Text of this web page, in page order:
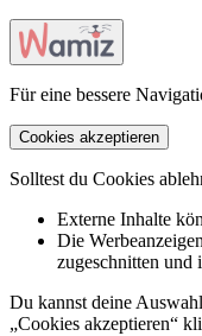
Für eine bessere
Cookies akzeptieren
Solltest du Cookies
Externe Inhalte
Die
zugeschnitten und
Du kannst deine
„Cookies akzeptieren“